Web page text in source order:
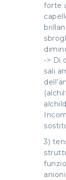
forte
-> Di
sali
3)